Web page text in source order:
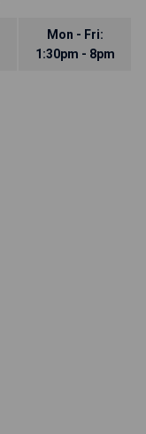
Mon - Fri:
1:30pm - 8pm